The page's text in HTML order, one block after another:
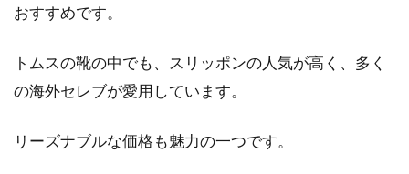
おすすめです。
トムスの靴の中でも、スリッポンの人気が高く、多く
の海外セレブが愛用しています。
リーズナブルな価格も魅力の一つです。